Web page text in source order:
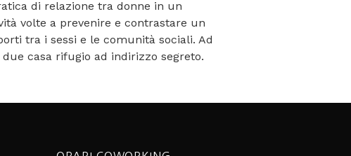
di relazione tra donne in un
volte a prevenire e contrastare un
tra i sessi e le comunità sociali. Ad
casa rifugio ad indirizzo segreto.